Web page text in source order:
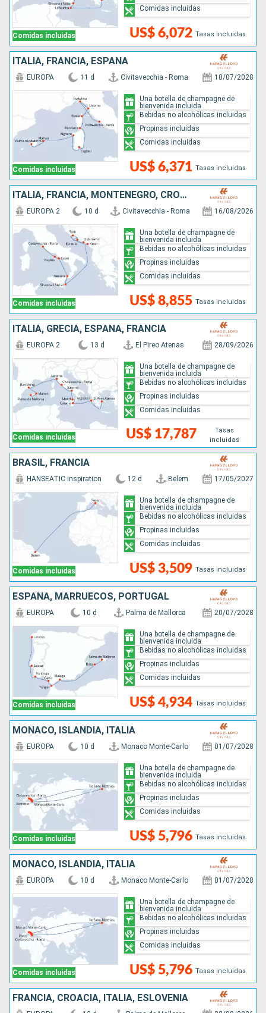
Comidas incluidas US$ 6,072 Tasas incluidas
Comidas incluidas
ITALIA, FRANCIA, ESPAÑA
Comidas incluidas
EUROPA 11 d Civitavecchia - Roma 10/07/2028
US$ 6,371 Tasas incluidas
Una botella de champagne de
bienvenida incluida
Bebidas no alcohólicas incluidas
Propinas incluidas
Comidas incluidas
ITALIA, FRANCIA, MONTENEGRO, CROACIA
Comidas incluidas
EUROPA 2 10 d Civitavecchia - Roma 16/08/2026
US$ 8,855 Tasas incluidas
Una botella de champagne de
bienvenida incluida
Bebidas no alcohólicas incluidas
Propinas incluidas
Comidas incluidas
ITALIA, GRECIA, ESPAÑA, FRANCIA
Comidas incluidas
EUROPA 2 13 d El Pireo Atenas 28/09/2026
US$ 17,787
Tasas
incluidas
Una botella de champagne de
bienvenida incluida
Bebidas no alcohólicas incluidas
Propinas incluidas
Comidas incluidas
BRASIL, FRANCIA
Comidas incluidas
HANSEATIC inspiration 12 d Belem 17/05/2027
US$ 3,509 Tasas incluidas
Una botella de champagne de
bienvenida incluida
Bebidas no alcohólicas incluidas
Propinas incluidas
Comidas incluidas
ESPAÑA, MARRUECOS, PORTUGAL
Comidas incluidas
EUROPA 10 d Palma de Mallorca 20/07/2028
US$ 4,934 Tasas incluidas
Una botella de champagne de
bienvenida incluida
Bebidas no alcohólicas incluidas
Propinas incluidas
Comidas incluidas
MONACO, ISLANDIA, ITALIA
Comidas incluidas
EUROPA 10 d Monaco Monte-Carlo 01/07/2028
US$ 5,796 Tasas incluidas
Una botella de champagne de
bienvenida incluida
Bebidas no alcohólicas incluidas
Propinas incluidas
Comidas incluidas
MONACO, ISLANDIA, ITALIA
Comidas incluidas
EUROPA 10 d Monaco Monte-Carlo 01/07/2028
US$ 5,796 Tasas incluidas
Una botella de champagne de
bienvenida incluida
Bebidas no alcohólicas incluidas
Propinas incluidas
Comidas incluidas
FRANCIA, CROACIA, ITALIA, ESLOVENIA